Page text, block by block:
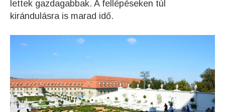
lettek gazdagabbak. A fellépéseken túl
kirándulásra is marad idő.